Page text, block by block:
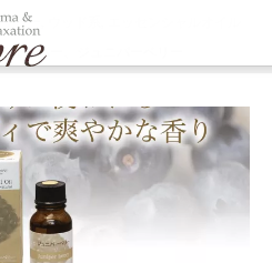
ピー
ニパー、ジュニパーベリー